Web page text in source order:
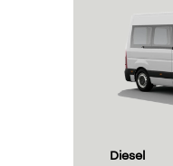
Diesel